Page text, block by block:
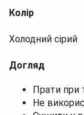
Колір
Холодний сірий
Догляд
Прати при
Не